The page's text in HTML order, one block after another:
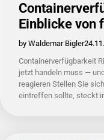
Einblicke von
by Waldemar Bigler
Containerverfügbarkeit
jetzt handeln muss —
reagieren Stellen Sie
eintreffen sollte, steckt